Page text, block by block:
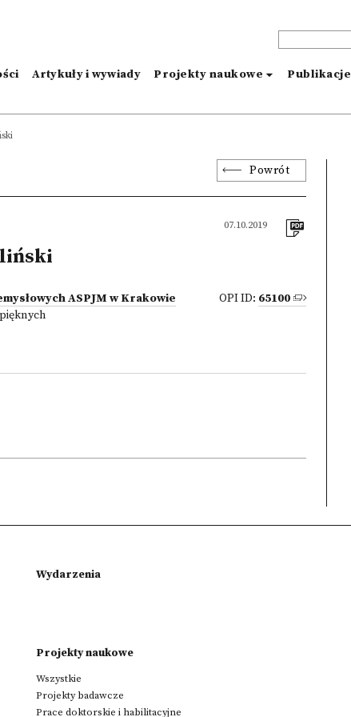
Artykuły i wywiady Projekty naukowe Publikacje
Powrót
07.10.2019
ASPJM w Krakowie
OPI ID: 65100
Wydarzenia
Projekty naukowe
Wszystkie
Projekty badawcze
Prace doktorskie i habilitacyjne